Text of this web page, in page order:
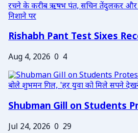
Rishabh Pant Test Sixes
Aug 4, 2026 0 4
Shubman Gill on Students
Jul 24, 2026 0 29